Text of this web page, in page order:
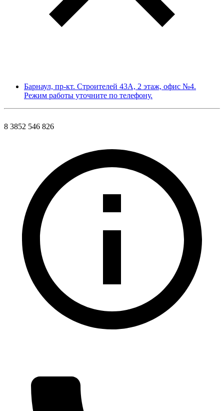
Барнаул, пр-кт. Строителей 43А, 2 этаж, офис №4.
Режим работы уточните по телефону.
8 3852 546 826